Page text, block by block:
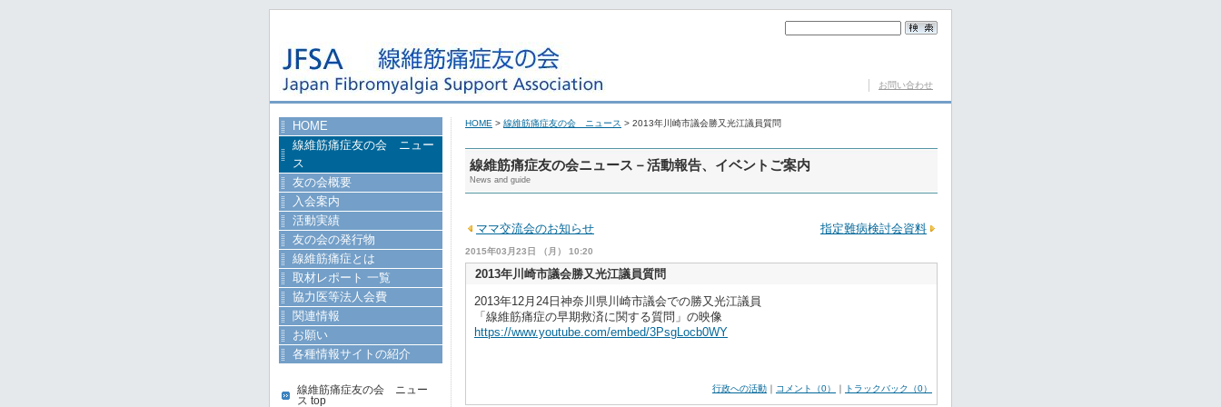
お問い合わせ
HOME > 線維筋痛症友の会 ニュース > 2013年川崎市議会勝又光江議員質問
線維筋痛症友の会ニュース－活動報告、イベントご案内
News and guide
ママ交流会のお知らせ 指定難病検討会資料
2015年03月23日 （月） 10:20
2013年川崎市議会勝又光江議員質問
2013年12月24日神奈川県川崎市議会での勝又光江議員
「線維筋痛症の早期救済に関する質問」の映像
https://www.youtube.com/embed/3PsgLocb0WY
行政への活動 ｜ コメント（0） ｜ トラックバック（0）
HOME
線維筋痛症友の会 ニュー
ス
友の会概要
入会案内
活動実績
友の会の発行物
線維筋痛症とは
取材レポート 一覧
協力医等法人会費
関連情報
お願い
各種情報サイトの紹介
線維筋痛症友の会 ニュー
ス top